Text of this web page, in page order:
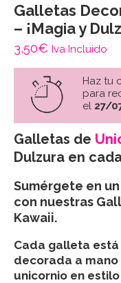
Galletas
– ¡Magia y
3,50€ Iva Incluido
Haz tu
para
el 27/
Galletas de
Dulzura en
Sumérgete en
con nuestras
Kawaii.
Cada galleta
decorada a
unicornio en